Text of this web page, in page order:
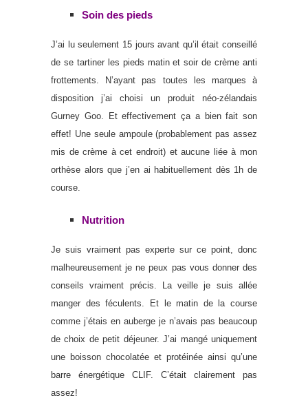
Soin des pieds
J’ai lu seulement 15 jours avant qu’il était conseillé
de se tartiner les pieds matin et soir de crème anti
frottements. N’ayant pas toutes les marques à
disposition j’ai choisi un produit néo-zélandais
Gurney Goo. Et effectivement ça a bien fait son
effet! Une seule ampoule (probablement pas assez
mis de crème à cet endroit) et aucune liée à mon
orthèse alors que j’en ai habituellement dès 1h de
course.
Nutrition
Je suis vraiment pas experte sur ce point, donc
malheureusement je ne peux pas vous donner des
conseils vraiment précis. La veille je suis allée
manger des féculents. Et le matin de la course
comme j’étais en auberge je n’avais pas beaucoup
de choix de petit déjeuner. J’ai mangé uniquement
une boisson chocolatée et protéinée ainsi qu’une
barre énergétique CLIF. C’était clairement pas
assez!